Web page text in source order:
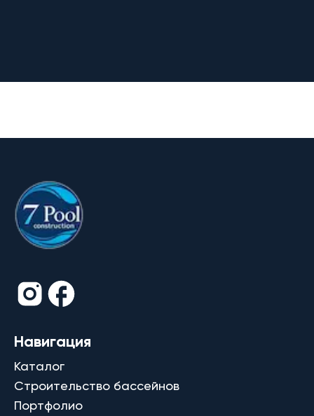
Навигация
Каталог
Строительство бассейнов
Портфолио